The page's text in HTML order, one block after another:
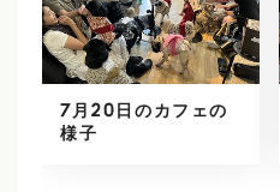
7月20日のカフェの
様子